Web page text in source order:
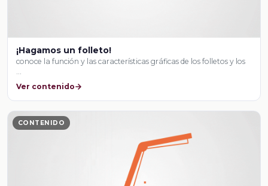
¡Hagamos un folleto!
conoce la función y las características gráficas de los folletos y los
…
Ver contenido
CONTENIDO